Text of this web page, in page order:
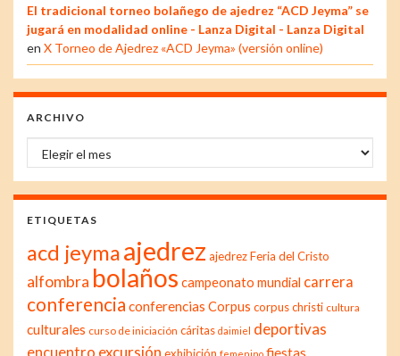
El tradicional torneo bolañego de ajedrez “ACD Jeyma” se
jugará en modalidad online - Lanza Digital - Lanza Digital
en X Torneo de Ajedrez «ACD Jeyma» (versión online)
ARCHIVO
Archivo
ETIQUETAS
acd jeymaajedrez ajedrez Feria del Cristo
alfombra bolaños campeonato mundial carrera
conferencia conferencias Corpus corpus christi cultura
culturales curso de iniciación cáritas daimiel deportivas
encuentro excursión exhibición femenino fiestas